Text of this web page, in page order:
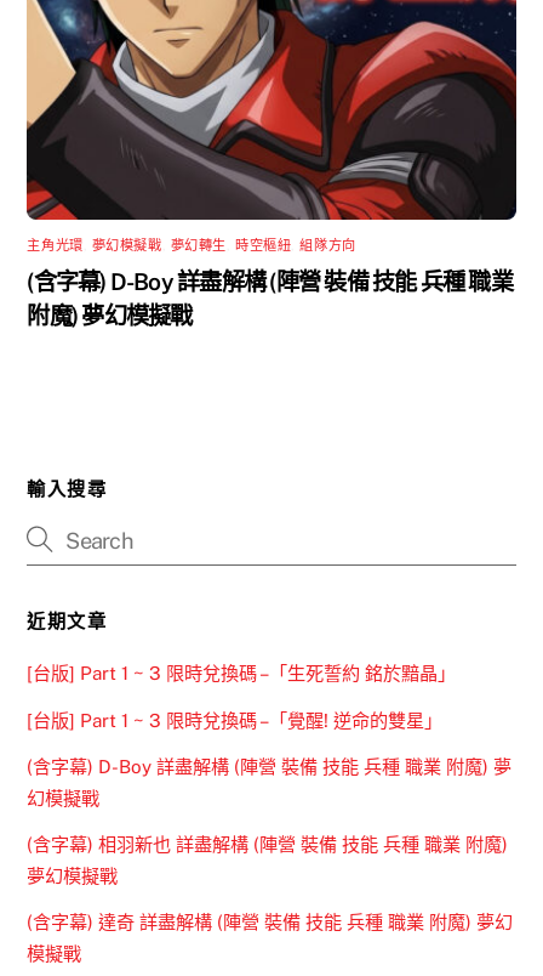
主角光環 夢幻模擬戰 夢幻轉生 時空樞紐 ,組隊方向
(含字幕) D-Boy 詳盡解構 (陣營 裝備 技能 兵種 職業
附魔) 夢幻模擬戰
輸入搜尋
近期文章
[台版] Part 1 ~ 3 限時兌換碼 –「生死誓約 銘於黯晶」
[台版] Part 1 ~ 3 限時兌換碼 –「覺醒! 逆命的雙星」
(含字幕) D-Boy 詳盡解構 (陣營 裝備 技能 兵種 職業 附魔) 夢
幻模擬戰
(含字幕) 相羽新也 詳盡解構 (陣營 裝備 技能 兵種 職業 附魔)
夢幻模擬戰
(含字幕) 達奇 詳盡解構 (陣營 裝備 技能 兵種 職業 附魔) 夢幻
模擬戰